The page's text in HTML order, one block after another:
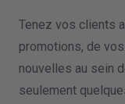
Tenez vos clients
promotions, de
nouvelles au sein
seulement